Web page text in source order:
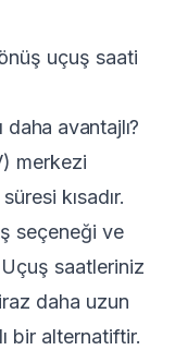
uçuş saati
daha avantajlı?
merkezi
kısadır.
seçeneği ve
saatleriniz
daha uzun
bir alternatiftir.